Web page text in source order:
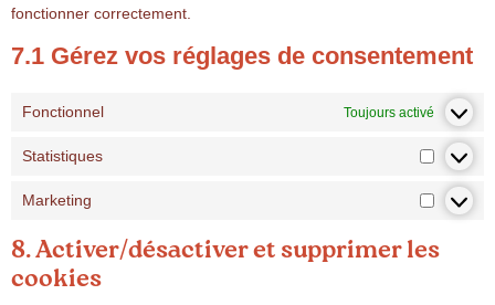
fonctionner correctement.
7.1 Gérez vos réglages de consentement
Fonctionnel Toujours activé
Statistiques
Marketing
8. Activer/désactiver et supprimer les
cookies